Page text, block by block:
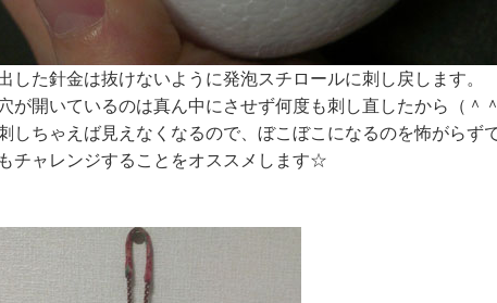
した針金は抜けないように発泡スチロールに刺し戻します。
が開いているのは真ん中にさせず何度も刺し直したから（＾
しちゃえば見えなくなるので、ぼこぼこになるのを怖がらず
チャレンジすることをオススメします☆